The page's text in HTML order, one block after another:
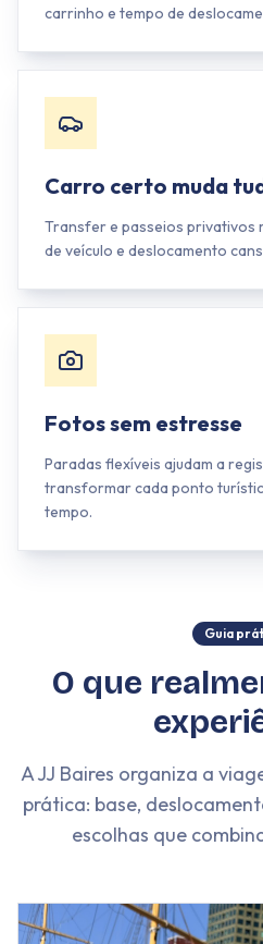
carrinho e tempo de
Carro certo muda
Transfer e passeios privativos
de veículo e deslocamento
Fotos sem estresse
Paradas flexíveis ajudam a
transformar cada ponto
tempo.
Guia
O que
A JJ Baires organiza a
prática: base,
escolhas que